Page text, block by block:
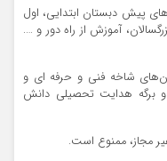
پیش دبستان ابتدایی، اول
آموزش از راه دور و ….
شاخه فنی و حرفه ای و
برگه هدایت تحصیلی دانش
مجاز، ممنوع است.